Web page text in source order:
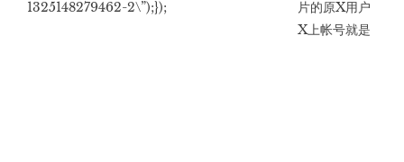
1325148279462-2\”);});
片的原X用户
X上帐号就是